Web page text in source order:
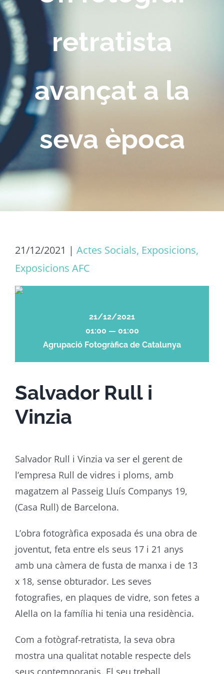
retratista
avançat a la
seva època
21/12/2021 | Actes Socials, Exposicions,
Exposicions AFC
Salvador Rull i
Vinzia
Salvador Rull i Vinzia va ser el gerent de
l’empresa Rull de vidres i ploms, amb
magatzem al Passeig Lluís Companys 19,
(Casa Rull) de Barcelona.
L’obra fotogràfica exposada és una obra de
joventut, feta entre els seus 17 i 21 anys
amb una càmera de fusta de manxa i de 13
x 18, sense obturador. Les seves
fotografies, en plaques de vidre, son fetes a
Alella on la família hi tenia una residència.
Com a fotògraf-retratista, la seva obra
mostra una qualitat notable respecte dels
seus contemporanis. El seu treball
21/12/2021
01:00 — 01:00
Agrupació Fotogràfica de Catalunya